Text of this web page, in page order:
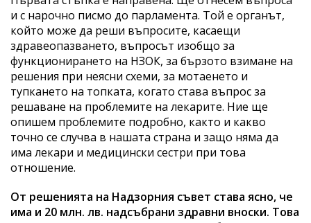
и с нарочно писмо до парламента. Той е органът,
който може да реши въпросите, касаещи
здравеопазването, въпросът изобщо за
функционирането на НЗОК, за бързото взимане на
решения при неясни схеми, за мотаенето и
тупкането на топката, когато става въпрос за
решаване на проблемите на лекарите. Ние ще
опишем проблемите подробно, както и какво
точно се случва в нашата страна и защо няма да
има лекари и медицински сестри при това
отношение.
От решенията на Надзорния съвет става ясно, че
има и 20 млн. лв. надсъбрани здравни вноски. Това